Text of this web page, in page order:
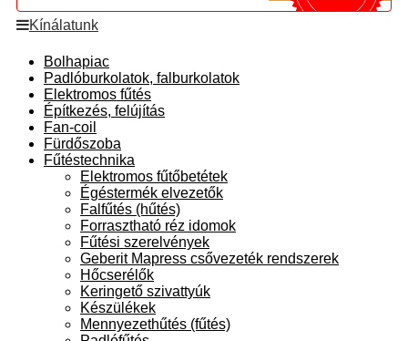
Kínálatunk
Bolhapiac
Padlóburkolatok, falburkolatok
Elektromos fűtés
Építkezés, felújítás
Fan-coil
Fürdőszoba
Fűtéstechnika
Elektromos fűtőbetétek
Égéstermék elvezetők
Falfűtés (hűtés)
Forrasztható réz idomok
Fűtési szerelvények
Geberit Mapress csővezeték rendszerek
Hőcserélők
Keringető szivattyúk
Készülékek
Mennyezethűtés (fűtés)